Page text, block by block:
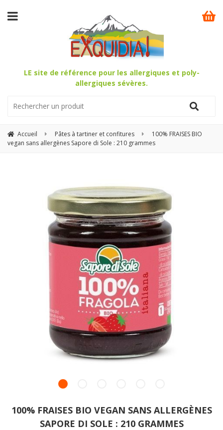
LE site de référence pour les allergiques et poly-
allergiques sévères.
Accueil Pâtes à tartiner et confitures
100% FRAISES BIO
vegan sans allergènes Sapore di Sole : 210 grammes
100% FRAISES BIO VEGAN SANS ALLERGÈNES
SAPORE DI SOLE : 210 GRAMMES